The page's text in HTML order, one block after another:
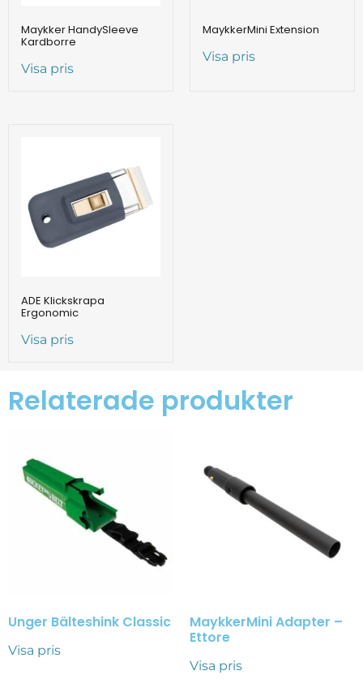
Maykker HandySleeve
Kardborre
Visa pris
MaykkerMini Extension
Visa pris
ADE Klickskrapa
Ergonomic
Visa pris
Relaterade produkter
Unger Bälteshink Classic
Visa pris
MaykkerMini Adapter –
Ettore
Visa pris